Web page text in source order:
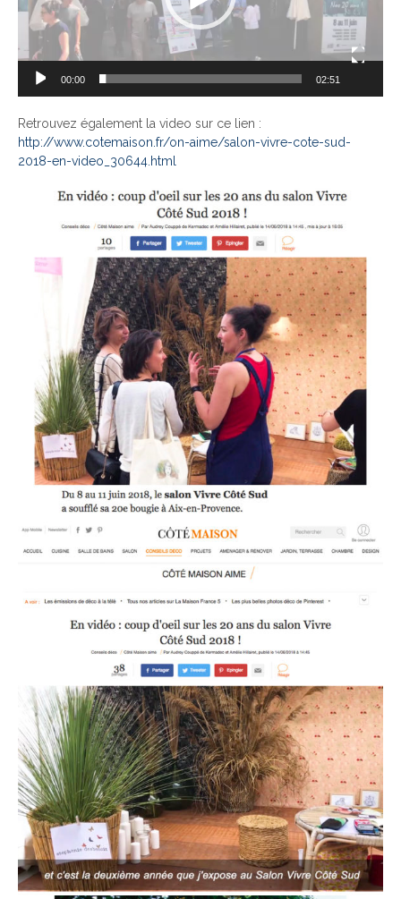
00:00 02:51
Retrouvez également la video sur ce lien :
http://www.cotemaison.fr/on-aime/salon-vivre-cote-sud-
2018-en-video_30644.html